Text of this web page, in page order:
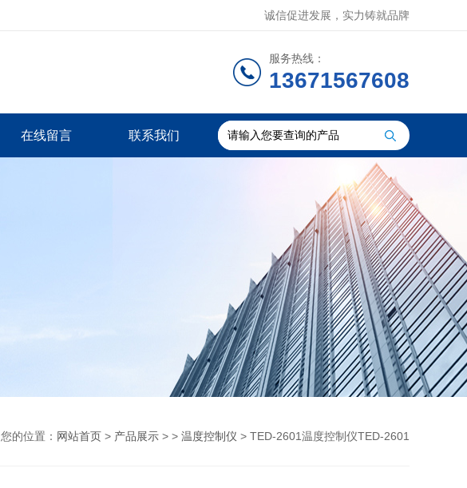
诚信促进发展，实力铸就品牌
服务热线：
13671567608
在线留言 联系我们
您的位置： 网站首页 > 产品展示 > > 温度控制仪 > TED-2601温度控制仪TED-2601